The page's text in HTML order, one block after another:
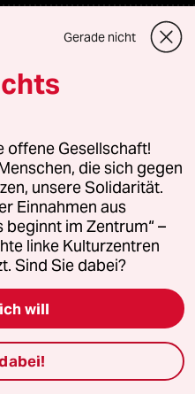
GmbH
Fragen oder für Genehmigungen
Kommune-Richtlinien KI-
Gerade nicht
offene Gesellschaft!
die sich gegen
unsere Solidarität.
Einnahmen aus
beginnt im Zentrum“ –
linke Kulturzentren
Sind Sie dabei?
will